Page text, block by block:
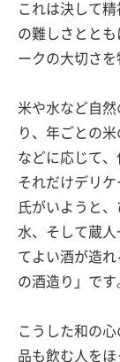
これは決して
の難しさとと
ークの大切さを
米や水など自
り、年ごとの
などに応じて、
それだけデリ
氏がいようと
水、そして蔵
てよい酒が造
の酒造り」です
こうした和の
品も飲む人を